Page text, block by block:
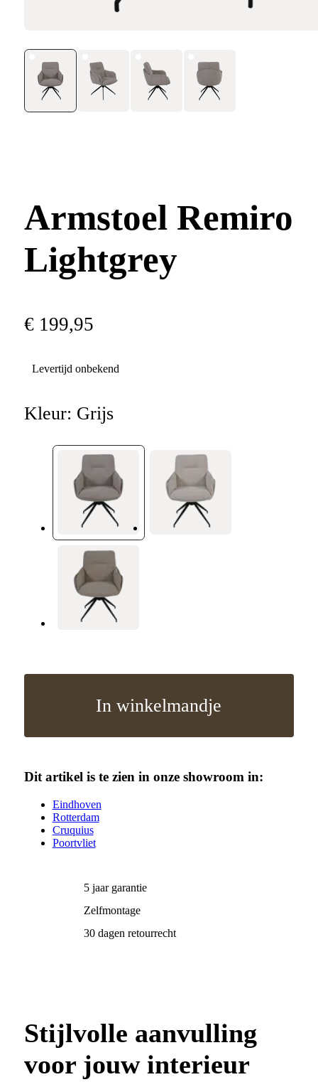
Armstoel Remiro
Lightgrey
€ 199,95
Levertijd onbekend
Kleur: Grijs
In winkelmandje
Dit artikel is te zien in onze showroom in:
Eindhoven
Rotterdam
Cruquius
Poortvliet
5 jaar garantie
Zelfmontage
30 dagen retourrecht
Stijlvolle aanvulling
voor jouw interieur